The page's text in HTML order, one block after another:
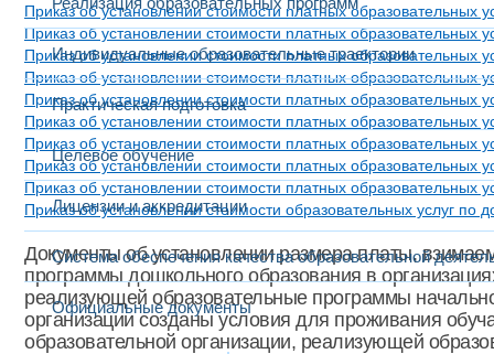
Индивидуальные образовательные траектории
Практическая подготовка
Целевое обучение
Лицензии и аккредитации
Система обеспечения качества образовательной
Официальные документы
Приказ об установлении стоимости nлатных образовательных
Приказ об установлении стоимости nлатных образовательных
Приказ об установлении стоимости nлатных образовательных
Приказ об установлении стоимости платных образовательных
Приказ об установлении стоимости платных
Приказ об установлении стоимости платных
Приказ об установлении стоимости платных образовательных
Приказ об установлении стоимости платных образовательных
Приказ об установлении стоимости платных образовательных
Приказ об установлении стоимости образовательных услуг
Документы об установлении размера платы,
программы дошкольного образования в
реализующей образовательные программы
организации созданы условия для проживания
образовательной организации, реализующей